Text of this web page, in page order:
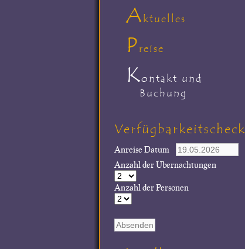
Aktuelles
Preise
Kontakt und
Buchung
Verfügbarkeitscheck
Anreise Datum
Anzahl der Übernachtungen
Anzahl der Personen